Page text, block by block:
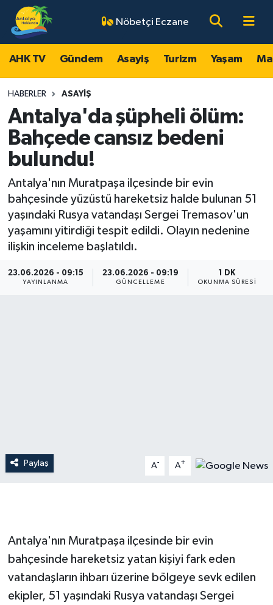
Nöbetçi Eczane
AHK TV Gündem Asayiş Turizm Yaşam
HABERLER ASAYIŞ
Antalya'da şüpheli ölüm:
Bahçede cansız bedeni
bulundu!
Antalya'nın Muratpaşa ilçesinde bir evin
bahçesinde yüzüstü hareketsiz halde bulunan 51
yaşındaki Rusya vatandaşı Sergei Tremasov'un
yaşamını yitirdiği tespit edildi. Olayın nedenine
ilişkin inceleme başlatıldı.
23.06.2026 - 09:15
YAYINLANMA
23.06.2026 - 09:19
GÜNCELLEME
1 DK
OKUNMA SÜRESI
Paylaş A- A+
Antalya'nın Muratpaşa ilçesinde bir evin
bahçesinde hareketsiz yatan kişiyi fark eden
vatandaşların ihbarı üzerine bölgeye sevk edilen
ekipler, 51 yaşındaki Rusya vatandaşı Sergei
AHK TV
Gündem
Asayiş
Turizm
Magazin
Ekonomi
Antalya Nöbetçi Eczaneler
Antalya Hava Durumu
Antalya Namaz Vakitleri
Antalya Trafik Yoğunluk Haritası
Tüm Manşetler
Son Dakika Haberleri